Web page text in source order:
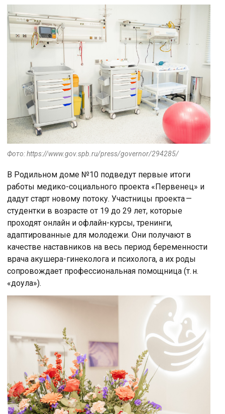
Фото: https://www.gov.spb.ru/press/governor/294285/
В Родильном доме №10 подведут первые итоги
работы медико-социального проекта «Первенец» и
дадут старт новому потоку. Участницы проекта —
студентки в возрасте от 19 до 29 лет, которые
проходят онлайн и офлайн-курсы, тренинги,
адаптированные для молодежи. Они получают в
качестве наставников на весь период беременности
врача акушера-гинеколога и психолога, а их роды
сопровождает профессиональная помощница (т. н.
«доула»).